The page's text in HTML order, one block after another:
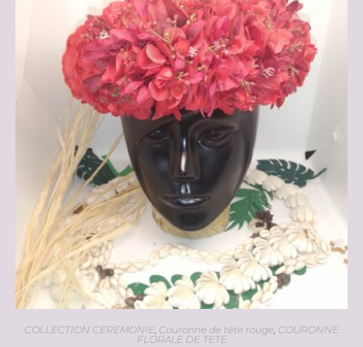
COLLECTION CEREMONIE, Couronne de tête rouge, COURONNE
FLORALE DE TETE